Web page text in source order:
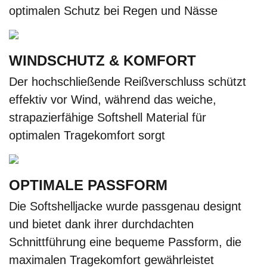
optimalen Schutz bei Regen und Nässe
WINDSCHUTZ & KOMFORT
Der hochschließende Reißverschluss schützt
effektiv vor Wind, während das weiche,
strapazierfähige Softshell Material für
optimalen Tragekomfort sorgt
OPTIMALE PASSFORM
Die Softshelljacke wurde passgenau designt
und bietet dank ihrer durchdachten
Schnittführung eine bequeme Passform, die
maximalen Tragekomfort gewährleistet